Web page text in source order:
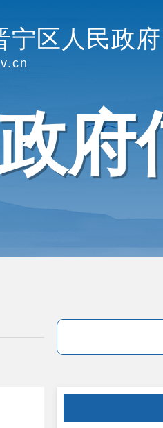
宁区人民政府
府